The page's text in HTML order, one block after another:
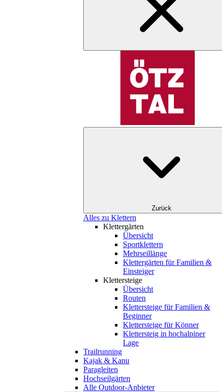
Zurück
Alles zu Klettern
Klettergärten
Übersicht
Sportklettern
Mehrseillänge
Klettergärten für Familien &
Einsteiger
Klettersteige
Übersicht
Routen
Klettersteige für Familien &
Beginner
Klettersteige für Könner
Klettersteig in hochalpiner
Lage
Trailrunning
Kajak & Kanu
Paragleiten
Hochseilgärten
Alle Outdoor-Anbieter